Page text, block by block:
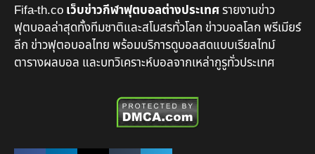
Fifa-th.coเว็บข่าวกีฬาฟุตบอลต่างประเทศรายงานข่าว
ฟุตบอลล่าสุดทั้งทีมชาติและสโมสรทั่วโลก ข่าวบอลโลก พรีเมียร์
ลีก ข่าวฟุตอบอลไทย พร้อมบริการดูบอลสดแบบเรียลไทม์
ตารางผลบอล และบทวิเคราะห์บอลจากเหล่ากูรูทั่วประเทศ